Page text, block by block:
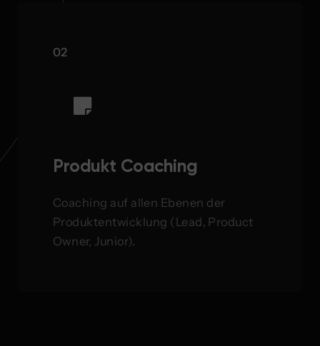
02
Produkt Coaching
Coaching auf allen Ebenen der
Produktentwicklung (Lead, Product
Owner, Junior).